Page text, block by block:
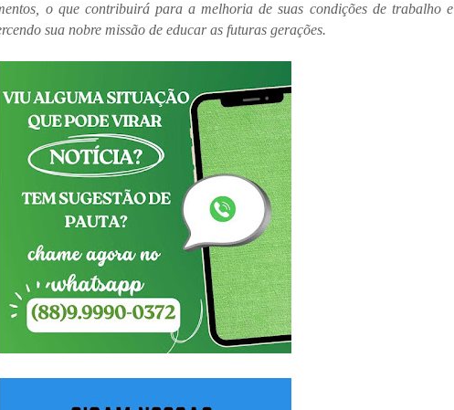
o que contribuirá para a melhoria de suas condições de trabalho e
sua nobre missão de educar as futuras gerações.